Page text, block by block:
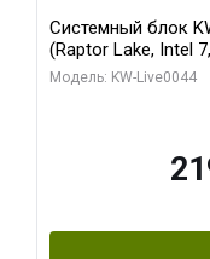
Системный блок
(Raptor Lake, Intel
модуля)/ Gigabyte
Модель: KW-Live0044